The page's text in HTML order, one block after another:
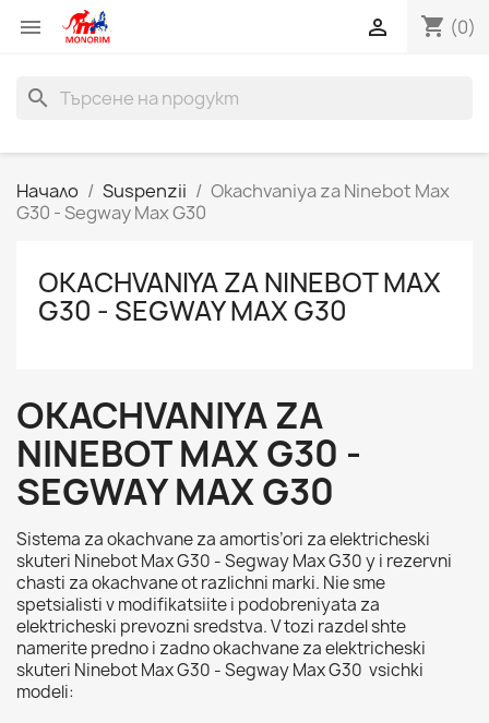
 shopping_cart (0)

search
Начало Suspenzii
Okachvaniya za Ninebot Max
G30 - Segway Max G30
OKACHVANIYA ZA NINEBOT MAX
G30 - SEGWAY MAX G30
OKACHVANIYA ZA
NINEBOT MAX G30 -
SEGWAY MAX G30
Sistema za okachvane za amortis’ori za elektricheski
skuteri Ninebot Max G30 - Segway Max G30 y i rezervni
chasti za okachvane ot razlichni marki. Nie sme
spetsialisti v modifikatsiite i podobreniyata za
elektricheski prevozni sredstva. V tozi razdel shte
namerite predno i zadno okachvane za elektricheski
skuteri Ninebot Max G30 - Segway Max G30 vsichki
modeli: